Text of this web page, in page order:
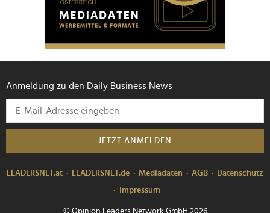
Anmeldung zu den Daily Business News
JETZT ANMELDEN
LEADERSNET.at LEADERSNET.de Mediadaten AGB
Datenschutz
Impressum